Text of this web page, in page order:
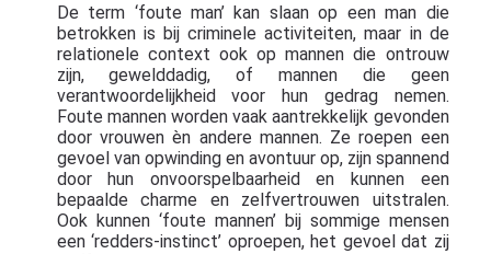
De term ‘foute man’ kan slaan op een man die
betrokken is bij criminele activiteiten, maar in de
relationele context ook op mannen die ontrouw
zijn, gewelddadig, of mannen die geen
verantwoordelijkheid voor hun gedrag nemen.
Foute mannen worden vaak aantrekkelijk gevonden
door vrouwen èn andere mannen. Ze roepen een
gevoel van opwinding en avontuur op, zijn spannend
door hun onvoorspelbaarheid en kunnen een
bepaalde charme en zelfvertrouwen uitstralen.
Ook kunnen ‘foute mannen’ bij sommige mensen
een ‘redders-instinct’ oproepen, het gevoel dat zij